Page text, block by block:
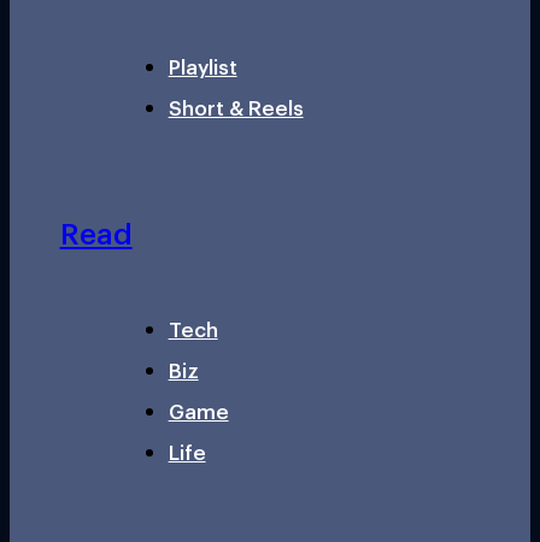
Playlist
Short & Reels
Read
Tech
Biz
Game
Life